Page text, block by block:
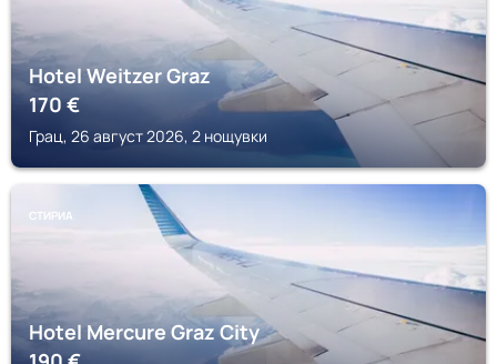
Hotel Weitzer Graz
170€
Грац, 26 август 2026, 2 нощувки
СТИРИА
Hotel Mercure Graz City